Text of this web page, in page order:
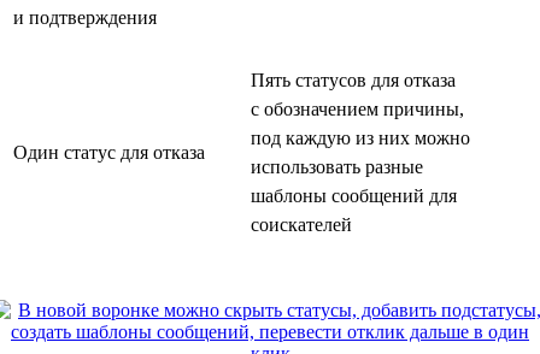
и подтверждения
Один статус для отказа
Пять статусов для отказа
с обозначением причины,
под каждую из них можно
использовать разные
шаблоны сообщений для
соискателей